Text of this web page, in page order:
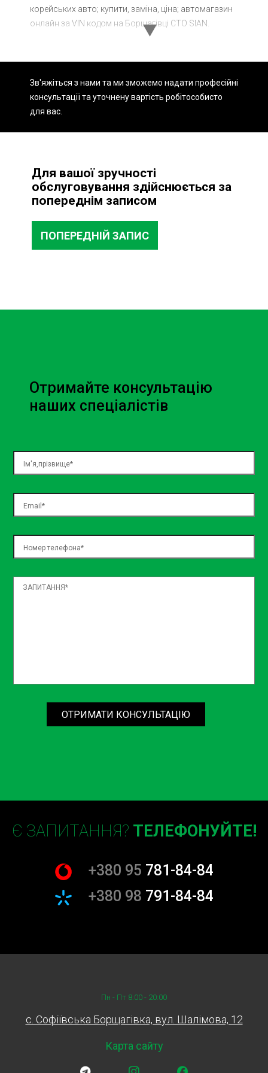
Ходова частина Зчеплення
Шиномонтаж
Запчастини Двигун
Гальмівна система Заміна Ременей
Зв'яжіться з нами та ми зможемо надати професійні
консультації та уточнену вартість робітособисто
для вас.
корейських авто; купити, заміна, ціна; автомагазин
онлайн за VIN кодом на Борщагівці СТО SIAN.
Для вашої зручності
обслуговування здійснюється за
попереднім записом
ПОПЕРЕДНІЙ ЗАПИС
Отримайте консультацію
наших спеціалістів
ОТРИМАТИ КОНСУЛЬТАЦІЮ
Є ЗАПИТАННЯ? ТЕЛЕФОНУЙТЕ!
+380 95 781-84-84
+380 98 791-84-84
Пн - Пт 8:00 - 20:00
c. Софіївська Борщагівка, вул. Шалімова, 12
Карта сайту